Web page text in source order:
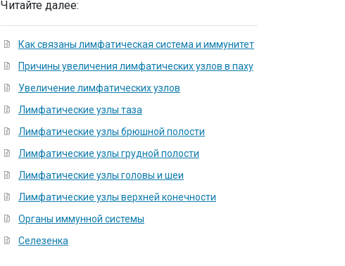
Читайте далее:
Как связаны лимфатическая система и иммунитет
Причины увеличения лимфатических узлов в паху
Увеличение лимфатических узлов
Лимфатические узлы таза
Лимфатические узлы брюшной полости
Лимфатические узлы грудной полости
Лимфатические узлы головы и шеи
Лимфатические узлы верхней конечности
Органы иммунной системы
Селезенка